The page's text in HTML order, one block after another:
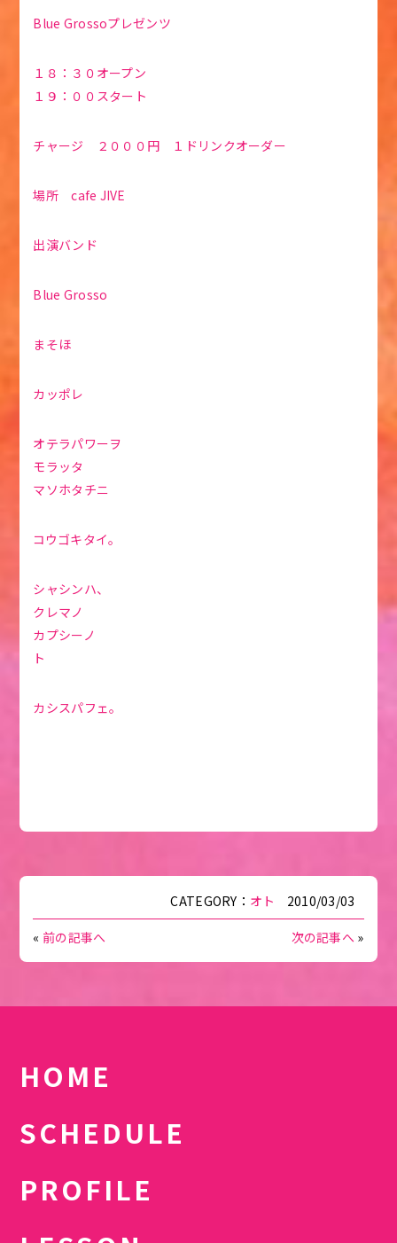
Blue Grossoプレゼンツ
１８：３０オープン
１９：００スタート
チャージ ２０００円 １ドリンクオーダー
場所 cafe JIVE
出演バンド
Blue Grosso
まそほ
カッポレ
オテラパワーヲ
モラッタ
マソホタチニ
コウゴキタイ。
シャシンハ、
クレマノ
カプシーノ
ト
カシスパフェ。
CATEGORY： オト 2010/03/03
« 前の記事へ 次の記事へ »
HOME
SCHEDULE
PROFILE